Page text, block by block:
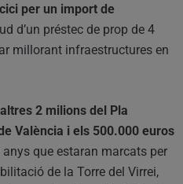
per un import de
d’un préstec de prop de 4
millorant infraestructures en
2 milions del Pla
València i els 500.000 euros
anys que estaran marcats per
de la Torre del Virrei,